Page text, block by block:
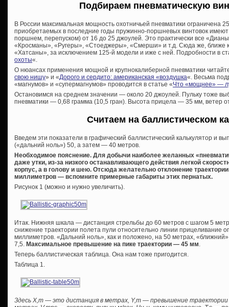
Подбираем пневматическую
В России максимальная мощность охотничьей пневматики ограничена
приобретаемых в последние годы пружинно-поршневых винтовок
поршнем, перепуском) от 16 до 25 джоулей. Это практически все
«Кросманы», «Ругеры», «Стоеджеры», «Смерши» и т.д. Сюда же, ближе
«Хатсаны», за исключением 125-й модели и иже с ней. Подробности в
охоты«.
О нюансах применения мощной и крупнокалиберной пневматики
свою нишу» и «Дорого и сердито: американская «воздушка«. Весьма
«магнумов» и «супермагнумов» проводится в статье «Что «мощнее» —
Остановимся на среднем значении — около 20 джоулей. Пульку тоже
пневматики — 0,68 грамма (10,5 гран). Высота прицела — 35 мм, ветер
Считаем на баллистическом
Введем эти показатели в графический баллистический калькулятор и
(«дальний ноль») 50, а затем — 40 метров.
Необходимое пояснение. Для добычи наиболее желанных
даже утки, из-за низкого останавливающего действия легкой
корпус, а в голову и шею. Отсюда желательно отклонение
миллиметров — вспомните примерные габариты этих пернатых.
Рисунок 1 (можно и нужно увеличить).
Итак. Нижняя шкала — дистанция стрельбы до 60 метров с шагом 5
снижение траектории полета пули относительно линии прицеливание
миллиметров. «Дальний ноль», как и положено, на 50 метрах,
7,5. Максимальное превышение на пике траектории — 45 мм.
Теперь баллистическая таблица. Она нам тоже пригодится.
Таблица 1.
Здесь Х,m — это дистанция в метрах, Y,m — превышение траектории